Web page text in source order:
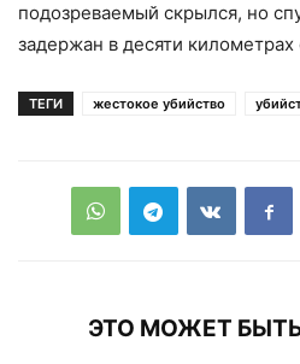
подозреваемый скрылся, но
задержан в десяти
ТЕГИ жестокое убийство
ЭТО МОЖЕТ